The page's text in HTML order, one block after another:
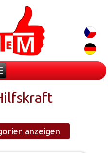
anzeigen